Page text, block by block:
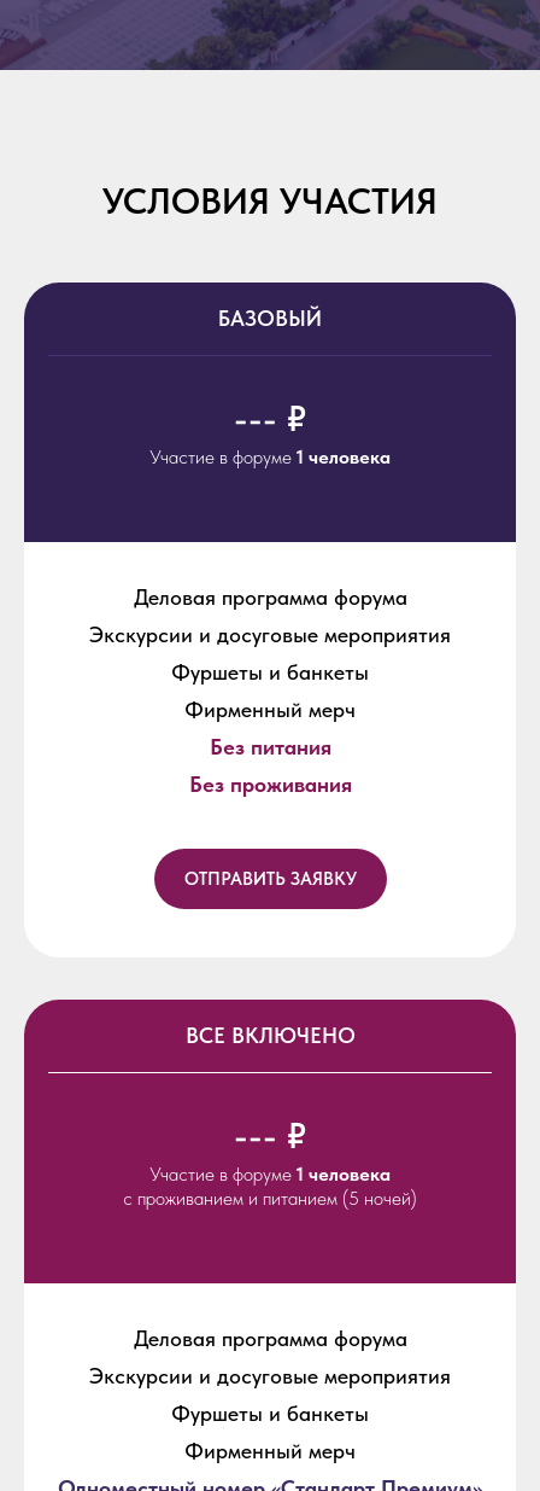
УСЛОВИЯ УЧАСТИЯ
БАЗОВЫЙ
--- ₽
Участие в форуме 1 человека
Деловая программа форума
Экскурсии и досуговые мероприятия
Фуршеты и банкеты
Фирменный мерч
Без питания
Без проживания
ОТПРАВИТЬ ЗАЯВКУ
ВСЕ ВКЛЮЧЕНО
--- ₽
Участие в форуме 1 человека
с проживанием и питанием (5 ночей)
Деловая программа форума
Экскурсии и досуговые мероприятия
Фуршеты и банкеты
Фирменный мерч